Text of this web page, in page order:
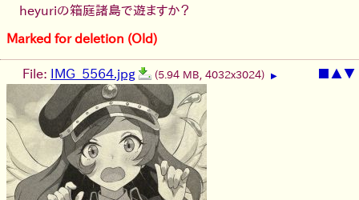
heyuriの箱庭諸島で遊ますか？
Marked for deletion (Old)
▲▼
File: IMG_5564.jpg (5.94 MB, 4032x3024) ▶